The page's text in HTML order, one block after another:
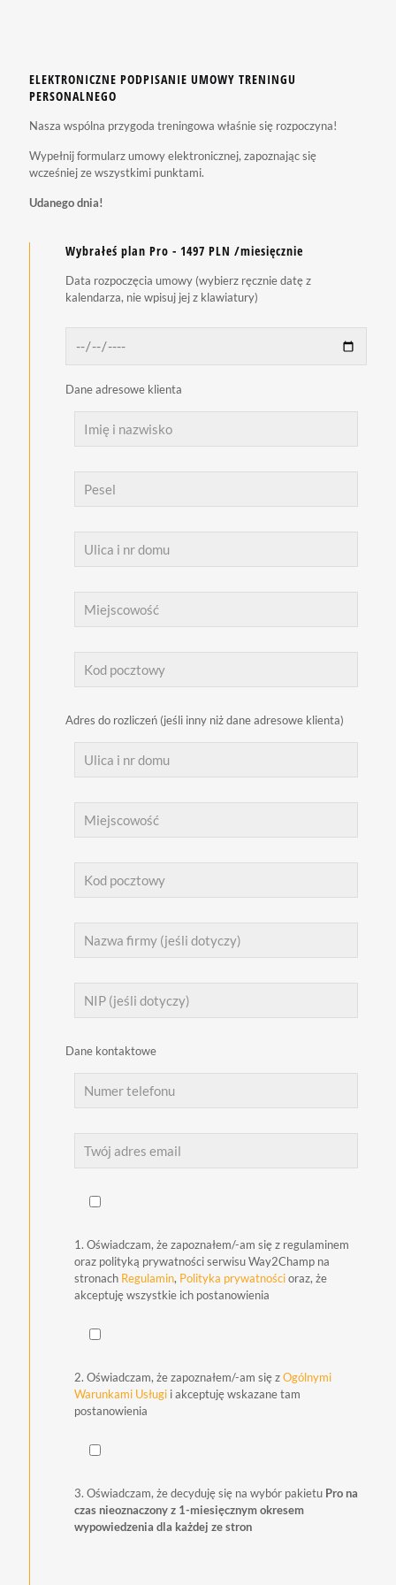
ELEKTRONICZNE PODPISANIE UMOWY TRENINGU
PERSONALNEGO
Nasza wspólna przygoda treningowa właśnie się rozpoczyna!
Wypełnij formularz umowy elektronicznej, zapoznając się
wcześniej ze wszystkimi punktami.
Udanego dnia!
Wybrałeś plan Pro - 1497 PLN /miesięcznie
Data rozpoczęcia umowy (wybierz ręcznie datę z
kalendarza, nie wpisuj jej z klawiatury)
Dane adresowe klienta
Adres do rozliczeń (jeśli inny niż dane adresowe klienta)
Dane kontaktowe
1. Oświadczam, że zapoznałem/-am się z regulaminem
oraz polityką prywatności serwisu Way2Champ na
stronach Regulamin, Polityka prywatnościoraz, że
akceptuję wszystkie ich postanowienia
2. Oświadczam, że zapoznałem/-am się zOgólnymi
Warunkami Usługi i akceptuję wskazane tam
postanowienia
3. Oświadczam, że decyduję się na wybór pakietu Pro na
czas nieoznaczony z 1-miesięcznym okresem
wypowiedzenia dla każdej ze stron